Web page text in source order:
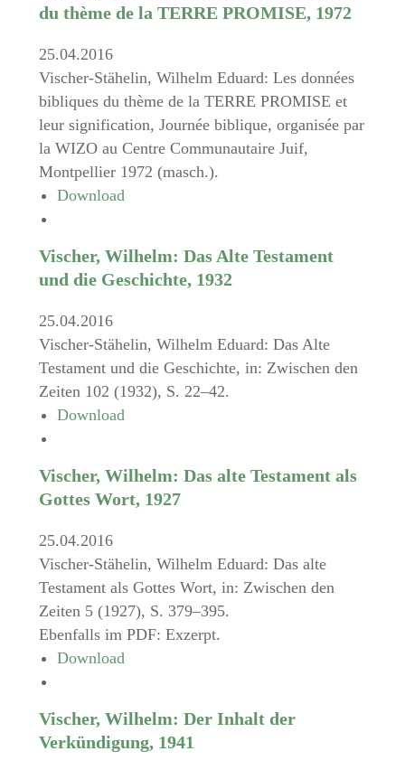
du thème de la TERRE PROMISE, 1972
25.04.2016
Vischer-Stähelin, Wilhelm Eduard: Les données
bibliques du thème de la TERRE PROMISE et
leur signification, Journée biblique, organisée par
la WIZO au Centre Communautaire Juif,
Montpellier 1972 (masch.).
Download
Vischer, Wilhelm: Das Alte Testament
und die Geschichte, 1932
25.04.2016
Vischer-Stähelin, Wilhelm Eduard: Das Alte
Testament und die Geschichte, in: Zwischen den
Zeiten 102 (1932), S. 22–42.
Download
Vischer, Wilhelm: Das alte Testament als
Gottes Wort, 1927
25.04.2016
Vischer-Stähelin, Wilhelm Eduard: Das alte
Testament als Gottes Wort, in: Zwischen den
Zeiten 5 (1927), S. 379–395.
Ebenfalls im PDF: Exzerpt.
Download
Vischer, Wilhelm: Der Inhalt der
Verkündigung, 1941